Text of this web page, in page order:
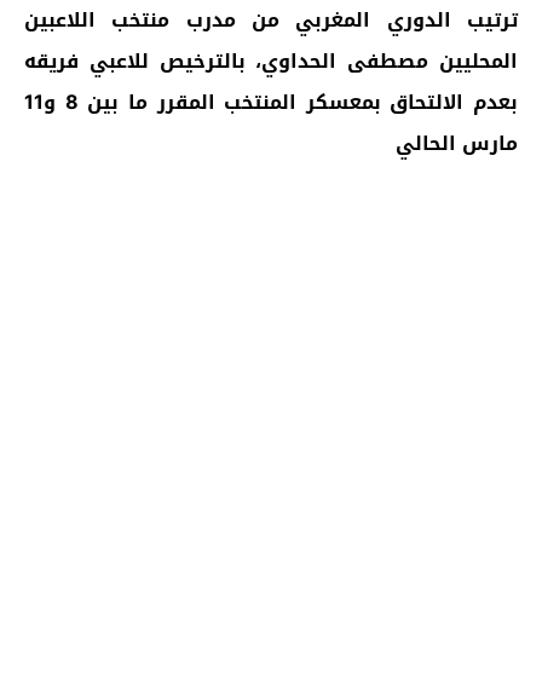
ترتيب الدوري المغربي من مدرب منتخب اللاعبين
المحليين مصطفى الحداوي، بالترخيص للاعبي فريقه
بعدم الالتحاق بمعسكر المنتخب المقرر ما بين 8 و11
مارس الحالي